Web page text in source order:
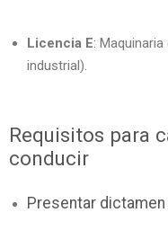
Licencia E:
industrial).
Requisitos para
conducir
Presentar